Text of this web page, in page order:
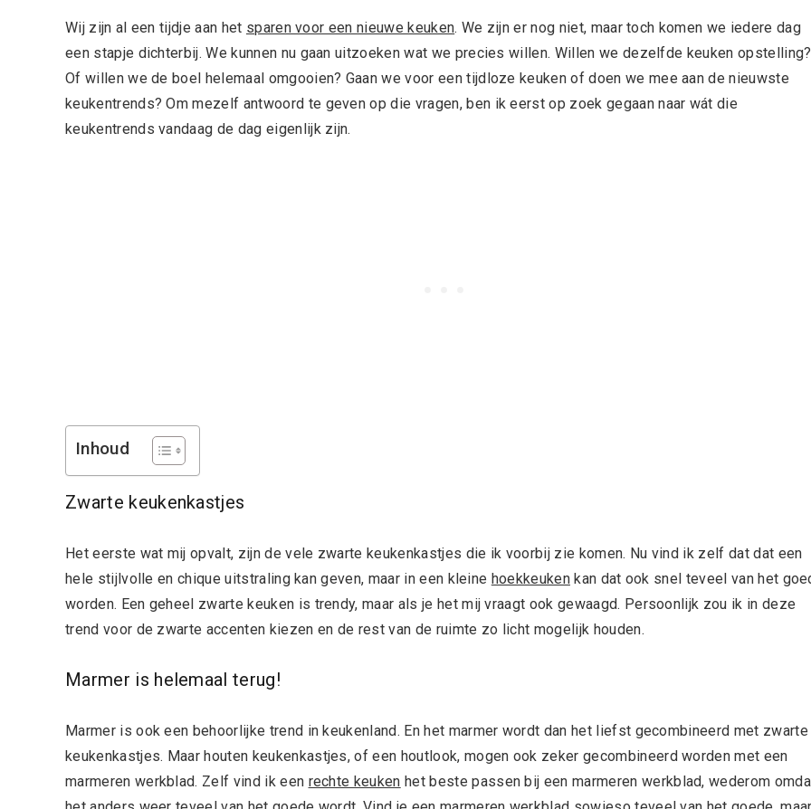
Wij zijn al een tijdje aan het sparen voor een nieuwe keuken. We zijn er nog niet, maar toch komen we iedere dag
een stapje dichterbij. We kunnen nu gaan uitzoeken wat we precies willen. Willen we dezelfde keuken opstelling?
Of willen we de boel helemaal omgooien? Gaan we voor een tijdloze keuken of doen we mee aan de nieuwste
keukentrends? Om mezelf antwoord te geven op die vragen, ben ik eerst op zoek gegaan naar wát die
keukentrends vandaag de dag eigenlijk zijn.
Inhoud
Zwarte keukenkastjes
Het eerste wat mij opvalt, zijn de vele zwarte keukenkastjes die ik voorbij zie komen. Nu vind ik zelf dat dat een
hele stijlvolle en chique uitstraling kan geven, maar in een kleine hoekkeukenkan dat ook snel teveel van het
worden. Een geheel zwarte keuken is trendy, maar als je het mij vraagt ook gewaagd. Persoonlijk zou ik in deze
trend voor de zwarte accenten kiezen en de rest van de ruimte zo licht mogelijk houden.
Marmer is helemaal terug!
Marmer is ook een behoorlijke trend in keukenland. En het marmer wordt dan het liefst gecombineerd met zwarte
keukenkastjes. Maar houten keukenkastjes, of een houtlook, mogen ook zeker gecombineerd worden met een
marmeren werkblad. Zelf vind ik een rechte keuken het beste passen bij een marmeren werkblad, wederom